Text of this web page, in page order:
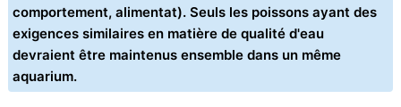
comportement, alimentat). Seuls les poissons ayant des
exigences similaires en matière de qualité d'eau
devraient être maintenus ensemble dans un même
aquarium.